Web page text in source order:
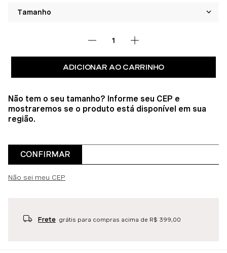
ADICIONAR AO CARRINHO
Não tem o seu tamanho? Informe seu CEP e
mostraremos se o produto está disponível em sua
região.
CONFIRMAR
Não sei meu CEP
Frete grátis para compras acima de R$ 399,00